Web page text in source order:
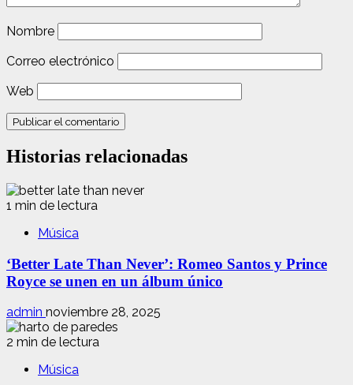
Nombre
Correo electrónico
Web
Historias relacionadas
1 min de lectura
Música
‘Better Late Than Never’: Romeo Santos y Prince
Royce se unen en un álbum único
admin noviembre 28, 2025
2 min de lectura
Música